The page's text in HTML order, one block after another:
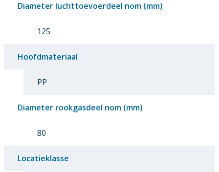
Diameter luchttoevoerdeel nom (mm)
125
Hoofdmateriaal
PP
Diameter rookgasdeel nom (mm)
80
Locatieklasse